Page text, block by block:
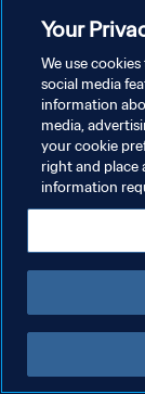
Your
We use
social media
information
media,
your cookie
right and place
information